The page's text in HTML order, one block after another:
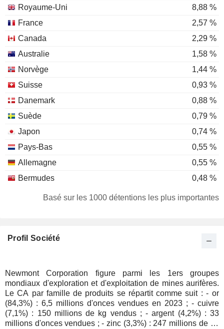
Royaume-Uni
8,88 %
France
2,57 %
Canada
2,29 %
Australie
1,58 %
Norvège
1,44 %
Suisse
0,93 %
Danemark
0,88 %
Suède
0,79 %
Japon
0,74 %
Pays-Bas
0,55 %
Allemagne
0,55 %
Bermudes
0,48 %
Hong Kong
0,45 %
Belgique
0,29 %
Luxembourg
0,16 %
Autriche
0,15 %
Personnes physiques
0,09 %
Nouvelle-Zélande
0,09 %
Basé sur les 1000 détentions les plus importantes
Profil Société
Newmont Corporation figure parmi les 1ers groupes
mondiaux d'exploration et d'exploitation de mines aurifères.
Le CA par famille de produits se répartit comme suit : - or
(84,3%) : 6,5 millions d'onces vendues en 2023 ; - cuivre
(7,1%) : 150 millions de kg vendus ; - argent (4,2%) : 33
millions d'onces vendues ; - zinc (3,3%) : 247 millions de kg